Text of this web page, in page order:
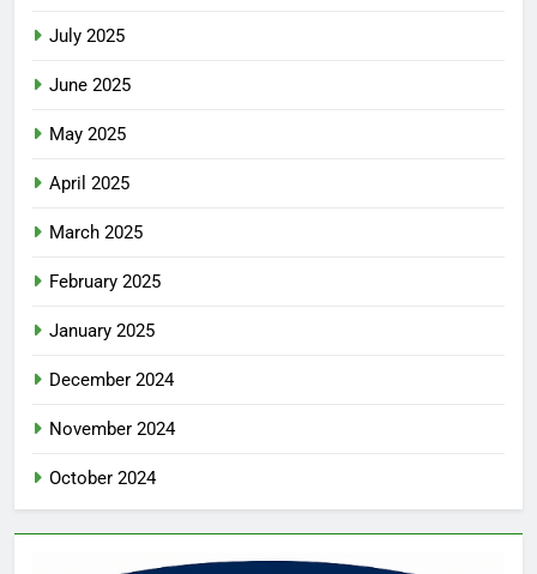
July 2025
June 2025
May 2025
April 2025
March 2025
February 2025
January 2025
December 2024
November 2024
October 2024